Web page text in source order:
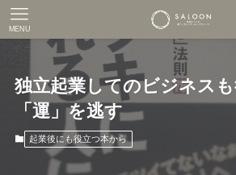
MENU
独立起業してのビジネス
「運」を逃す
起業後にも役立つ本から